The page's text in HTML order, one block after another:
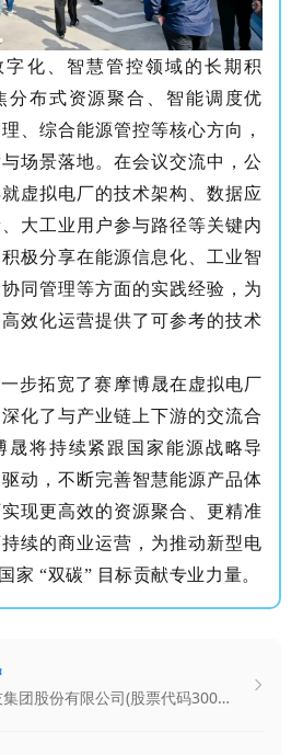
字化、智慧管控领域的长期积
分布式资源聚合、智能调度优
、综合能源管控等核心方向，
场景落地。在会议交流中，公
虚拟电厂的技术架构、数据应
大工业用户参与路径等关键内
极分享在能源信息化、工业智
同管理等方面的实践经验，为
效化运营提供了可参考的技术
步拓宽了赛摩博晟在虚拟电厂
化了与产业链上下游的交流合
晟将持续紧跟国家能源战略导
动，不断完善智慧能源产品体
现更高效的资源聚合、更精准
续的商业运营，为推动新型电
家 “双碳” 目标贡献专业力量。